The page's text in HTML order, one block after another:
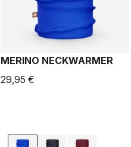
MERINO NECKWARMER
29,95 €